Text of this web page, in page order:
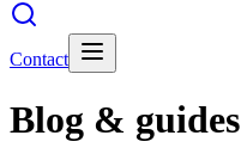
Contact
Blog & guides